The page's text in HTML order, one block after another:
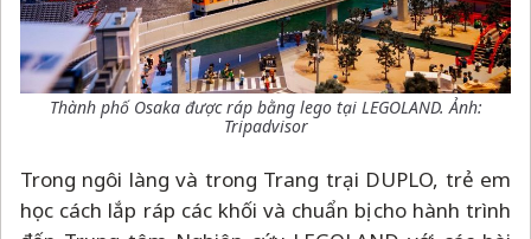
Thành phố Osaka được ráp bằng lego tại LEGOLAND. Ảnh:
Tripadvisor
Trong ngôi làng và trong Trang trại DUPLO, trẻ em
học cách lắp ráp các khối và chuẩn bị cho hành trình